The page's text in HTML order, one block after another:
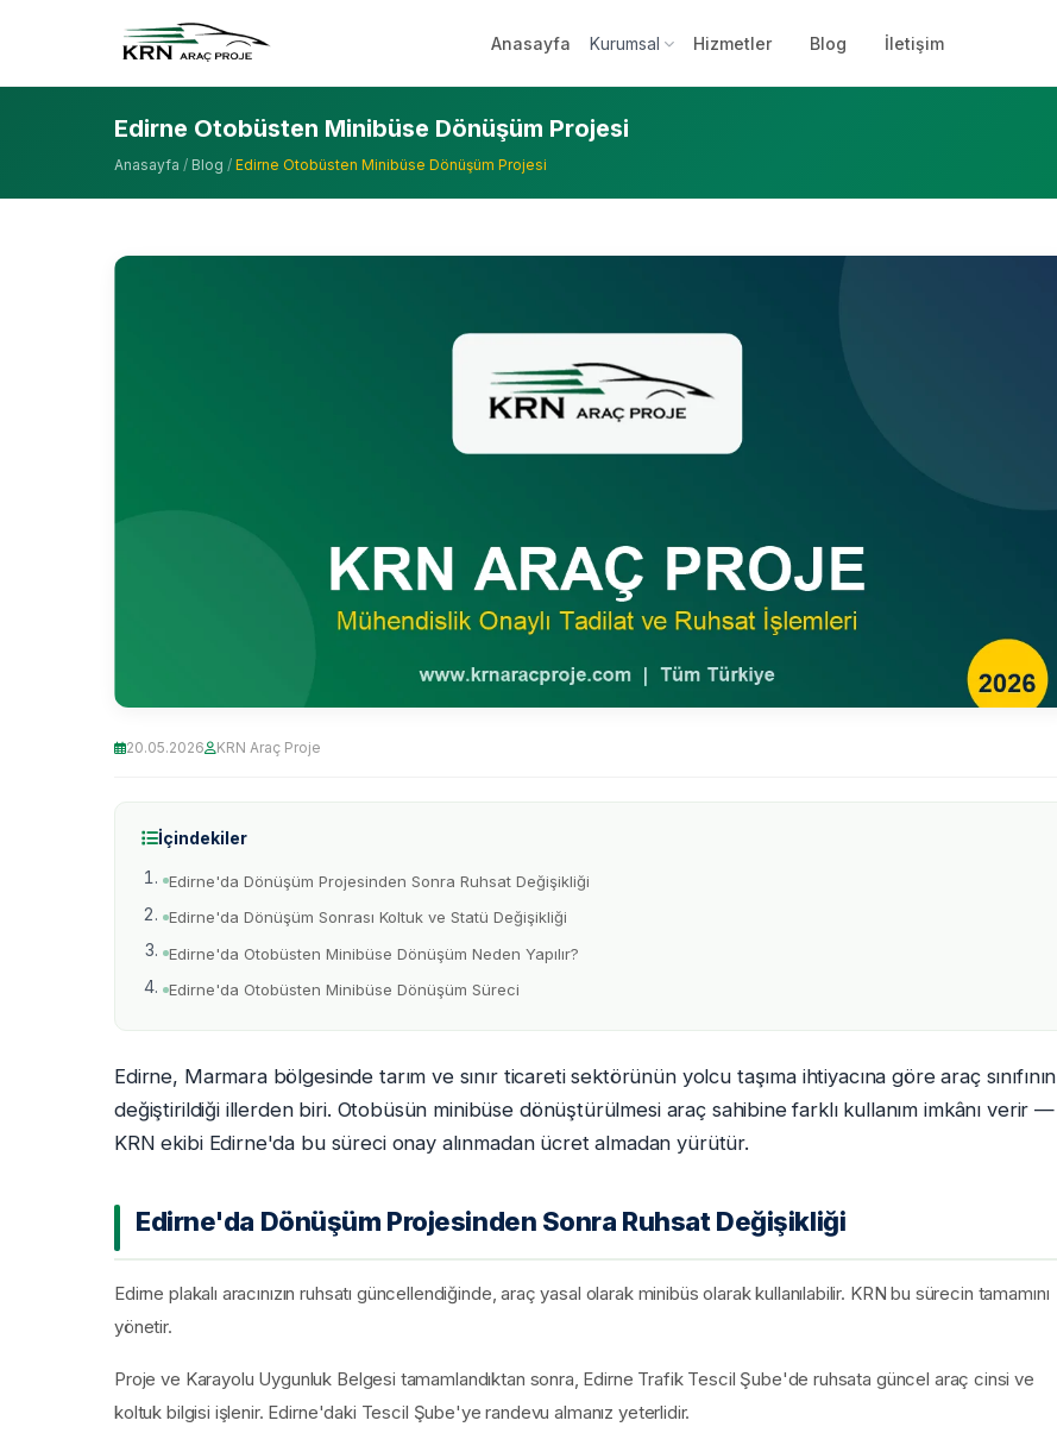
Anasayfa Kurumsal Hizmetler Blog İletişim
Edirne Otobüsten Minibüse Dönüşüm Projesi
Anasayfa / Blog / Edirne Otobüsten Minibüse Dönüşüm Projesi
20.05.2026 KRN Araç Proje
İçindekiler
Edirne'da Dönüşüm Projesinden Sonra Ruhsat Değişikliği
Edirne'da Dönüşüm Sonrası Koltuk ve Statü Değişikliği
Edirne'da Otobüsten Minibüse Dönüşüm Neden Yapılır?
Edirne'da Otobüsten Minibüse Dönüşüm Süreci
Edirne, Marmara bölgesinde tarım ve sınır ticareti sektörünün yolcu taşıma ihtiyacına göre araç sınıfının
değiştirildiği illerden biri. Otobüsün minibüse dönüştürülmesi araç sahibine farklı kullanım imkânı verir —
KRN ekibi Edirne'da bu süreci onay alınmadan ücret almadan yürütür.
Edirne'da Dönüşüm Projesinden Sonra Ruhsat Değişikliği
Edirne plakalı aracınızın ruhsatı güncellendiğinde, araç yasal olarak minibüs olarak kullanılabilir. KRN bu sürecin tamamını
yönetir.
Proje ve Karayolu Uygunluk Belgesi tamamlandıktan sonra, Edirne Trafik Tescil Şube'de ruhsata güncel araç cinsi ve
koltuk bilgisi işlenir. Edirne'daki Tescil Şube'ye randevu almanız yeterlidir.